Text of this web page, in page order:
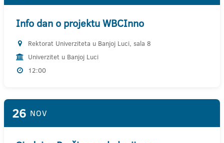
Info dan o projektu WBCInno
Rektorat Univerziteta u Banjoj Luci, sala 8
Univerzitet u Banjoj Luci
12:00
26 NOV